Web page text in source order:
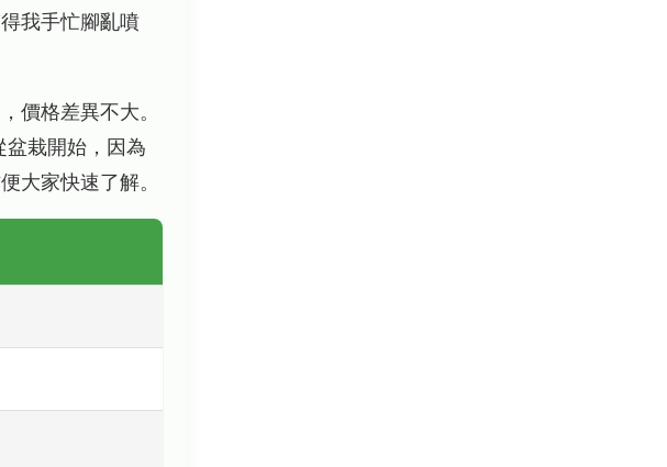
我手忙腳亂噴
價格差異不大。
栽開始，因為
大家快速了解。